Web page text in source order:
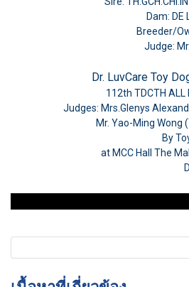
Dam: DE
Breeder/
Judge:
Dr. LuvCare Toy
112th TDCTH ALL
Judges: Mrs.Glenys
Mr. Yao-Ming Wong
By
at MCC Hall The